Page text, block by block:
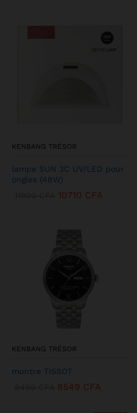
KENBANG TRÉSOR
lampe SUN 3C UV/LED pour
ongles (48W)
10710 CFA
KENBANG TRÉSOR
montre TISSOT
8549 CFA